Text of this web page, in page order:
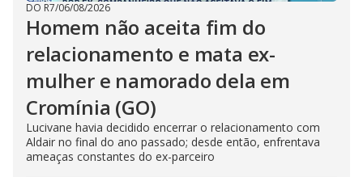
DO R7/06/08/2026
Homem não aceita fim do
relacionamento e mata ex-
mulher e namorado dela em
Cromínia (GO)
Lucivane havia decidido encerrar o relacionamento com
Aldair no final do ano passado; desde então, enfrentava
ameaças constantes do ex-parceiro